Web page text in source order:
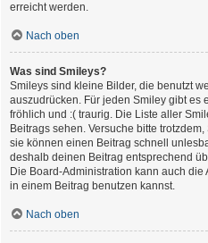
erreicht werden.
Nach oben
Was sind Smileys?
Smileys sind kleine Bilder, die benutzt
auszudrücken. Für jeden Smiley gibt es
fröhlich und :( traurig. Die Liste aller
Beitrags sehen. Versuche bitte
sie können einen Beitrag schnell
deshalb deinen Beitrag entsprechend
Die Board-Administration kann auch
in einem Beitrag benutzen kannst.
Nach oben